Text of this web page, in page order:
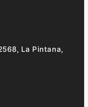
La Pintana,